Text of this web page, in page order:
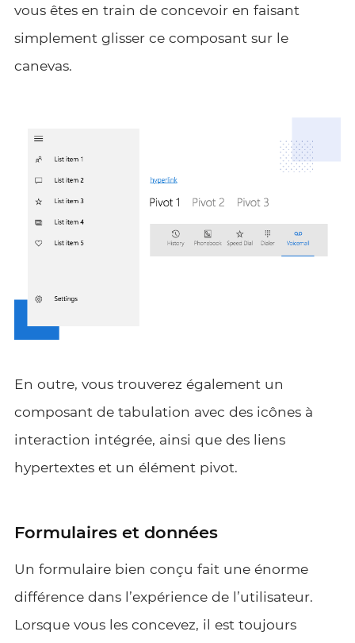
vous êtes en train de concevoir en faisant
simplement glisser ce composant sur le
canevas.
En outre, vous trouverez également un
composant de tabulation avec des icônes à
interaction intégrée, ainsi que des liens
hypertextes et un élément pivot.
Formulaires et données
Un formulaire bien conçu fait une énorme
différence dans l’expérience de l’utilisateur.
Lorsque vous les concevez, il est toujours